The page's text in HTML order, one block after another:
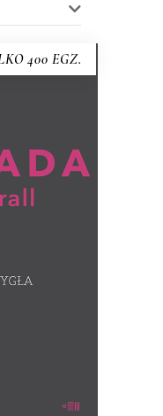
400 EGZ.
szufladzie?
–